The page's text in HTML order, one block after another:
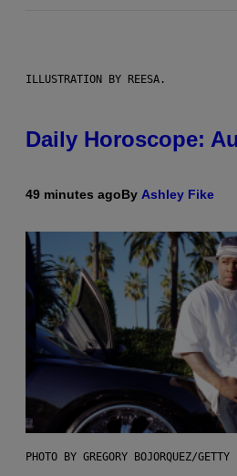
ILLUSTRATION BY REESA.
Daily Horoscope:
49 minutes agoBy Ashley Fike
PHOTO BY GREGORY BOJORQUEZ/GETTY